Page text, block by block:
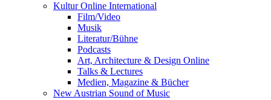
Kultur Online International
Film/Video
Musik
Literatur/Bühne
Podcasts
Art, Architecture & Design Online
Talks & Lectures
Medien, Magazine & Bücher
New Austrian Sound of Music